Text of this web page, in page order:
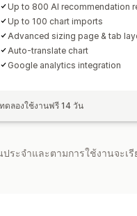
Up to 800 AI recommendation
Up to 100 chart imports
Advanced sizing page & tab
Auto-translate chart
Google analytics integration
ทดลองใช้งานฟรี 14 วัน
ระจำและตามการใช้งานจะเรี